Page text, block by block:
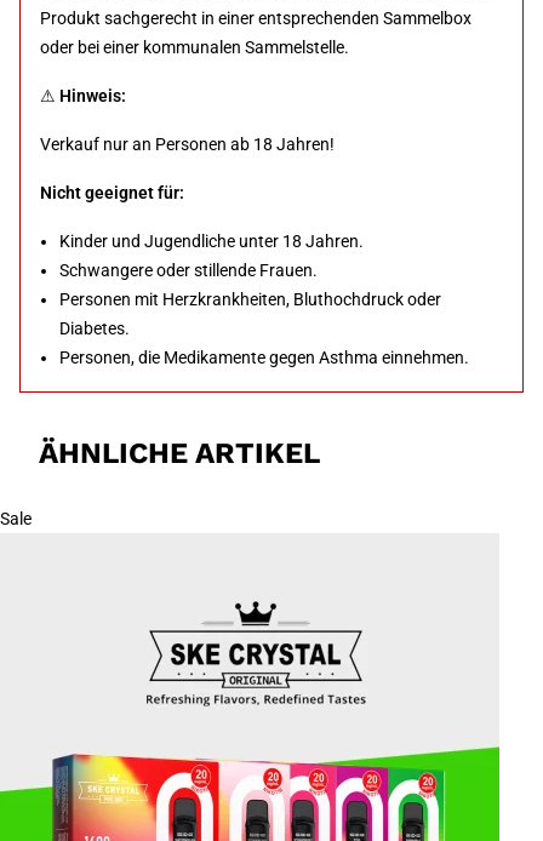
Produkt sachgerecht in einer entsprechenden Sammelbox
oder bei einer kommunalen Sammelstelle.
⚠ Hinweis:
Verkauf nur an Personen ab 18 Jahren!
Nicht geeignet für:
Kinder und Jugendliche unter 18 Jahren.
Schwangere oder stillende Frauen.
Personen mit Herzkrankheiten, Bluthochdruck oder
Diabetes.
Personen, die Medikamente gegen Asthma einnehmen.
ÄHNLICHE ARTIKEL
Sale